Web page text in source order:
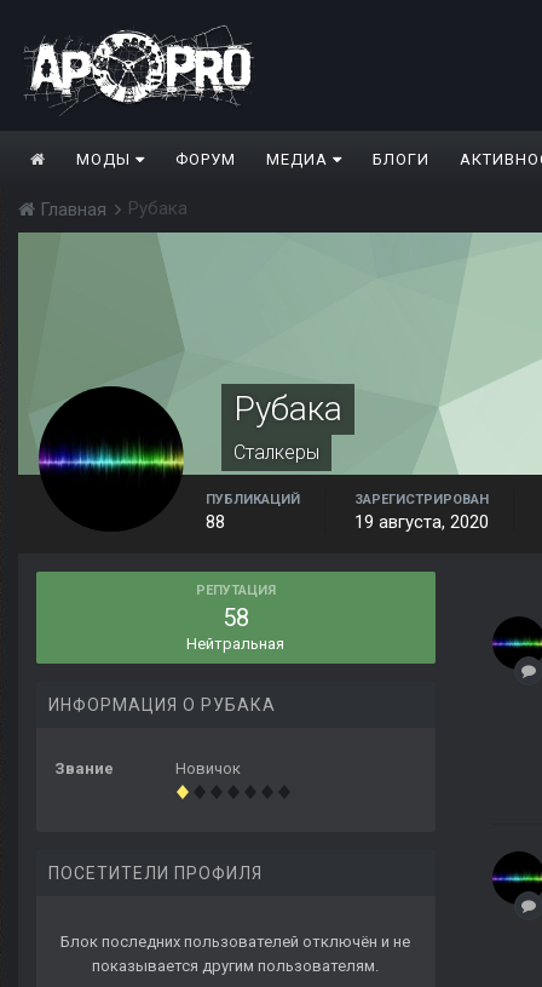
МОДЫ ФОРУМ МЕДИА БЛОГИ
Главная Рубака
Рубака
Сталкеры
ПУБЛИКАЦИЙ
88
ЗАРЕГИСТРИРОВАН
19 августа, 2020
РЕПУТАЦИЯ
58
Нейтральная
ИНФОРМАЦИЯ О РУБАКА
Звание Новичок
ПОСЕТИТЕЛИ ПРОФИЛЯ
Блок последних пользователей отключён и не
показывается другим пользователям.